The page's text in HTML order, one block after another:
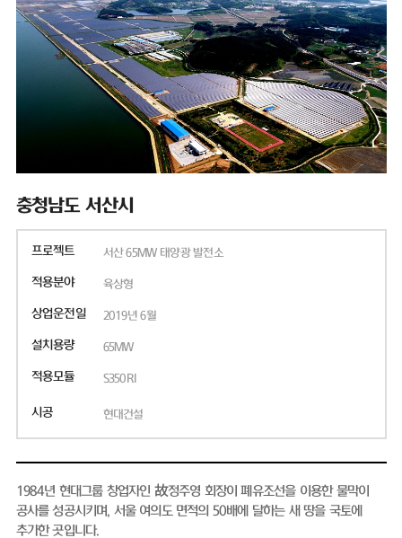
충청남도 서산시
프로젝트 서산 65MW 태양광 발전소
적용분야 육상형
상업운전일 2019년 6월
설치용량 65MW
적용모듈 S350RI
시공 현대건설
1984년 현대그룹 창업자인 故정주영 회장이 폐유조선을 이용한 물막이
공사를 성공시키며, 서울 여의도 면적의 50배에 달하는 새 땅을 국토에
추가한 곳입니다.